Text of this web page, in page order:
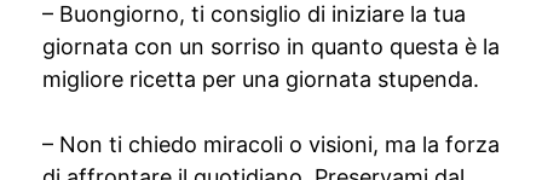
– Buongiorno, ti consiglio di iniziare la tua
giornata con un sorriso in quanto questa è la
migliore ricetta per una giornata stupenda.
– Non ti chiedo miracoli o visioni, ma la forza